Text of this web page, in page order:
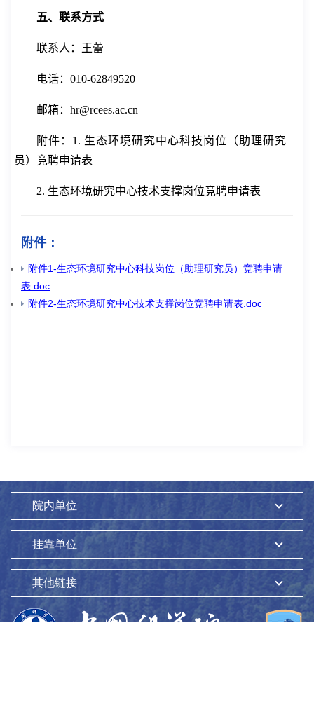
五、联系方式
联系人： 王蕾
电话：010-62849520
邮箱：hr@rcees.ac.cn
附件 ： 1. 生态环境研究中心科技岗位（助理研究
员）竞聘申请表
2. 生态环境研究中心技术支撑岗位竞聘申请表
附件：
附件1-生态环境研究中心科技岗位（助理研究员）竞聘申请
表.doc
附件2-生态环境研究中心技术支撑岗位竞聘申请表.doc
院内单位
挂靠单位
其他链接